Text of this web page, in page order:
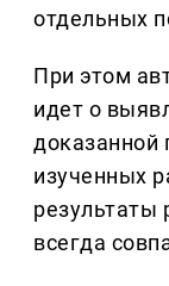
отдельных
При этом
идет о
доказанной
изученных
результаты
всегда